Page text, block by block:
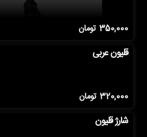
350,000 تومان
قلیون عربی
320,000 تومان
شارژ قلیون